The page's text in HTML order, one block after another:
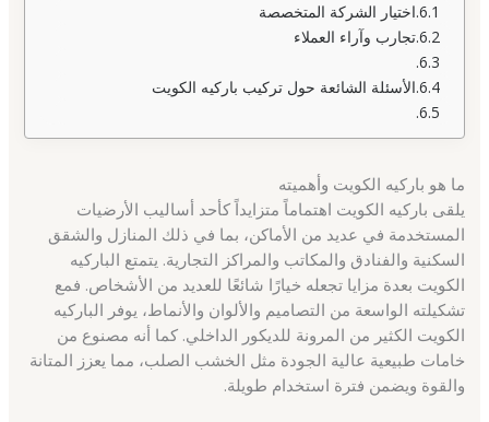
اختيار الشركة المتخصصة
تجارب وآراء العملاء
الأسئلة الشائعة حول تركيب باركيه الكويت
ما هو باركيه الكويت وأهميته
يلقى باركيه الكويت اهتماماً متزايداً كأحد أساليب الأرضيات
المستخدمة في عديد من الأماكن، بما في ذلك المنازل والشقق
السكنية والفنادق والمكاتب والمراكز التجارية. يتمتع الباركيه
الكويت بعدة مزايا تجعله خيارًا شائعًا للعديد من الأشخاص. فمع
تشكيلته الواسعة من التصاميم والألوان والأنماط، يوفر الباركيه
الكويت الكثير من المرونة للديكور الداخلي. كما أنه مصنوع من
خامات طبيعية عالية الجودة مثل الخشب الصلب، مما يعزز المتانة
والقوة ويضمن فترة استخدام طويلة.